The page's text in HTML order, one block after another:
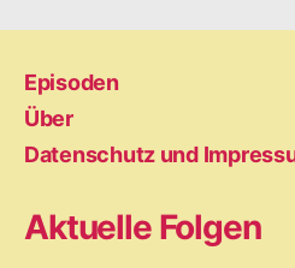
Episoden
Über
Datenschutz und
Aktuelle Folgen